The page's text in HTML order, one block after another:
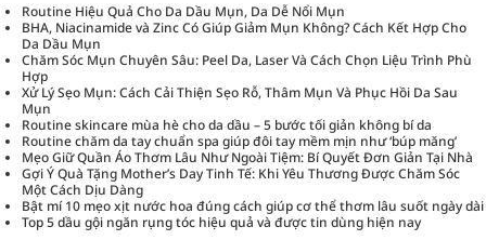
Routine Hiệu Quả Cho Da Dầu Mụn, Da Dễ Nổi Mụn
BHA, Niacinamide và Zinc Có Giúp Giảm Mụn Không? Cách Kết Hợp Cho
Da Dầu Mụn
Chăm Sóc Mụn Chuyên Sâu: Peel Da, Laser Và Cách Chọn Liệu Trình Phù
Hợp
Xử Lý Sẹo Mụn: Cách Cải Thiện Sẹo Rỗ, Thâm Mụn Và Phục Hồi Da Sau
Mụn
Routine skincare mùa hè cho da dầu – 5 bước tối giản không bí da
Routine chăm da tay chuẩn spa giúp đôi tay mềm mịn như ‘búp măng’
Mẹo Giữ Quần Áo Thơm Lâu Như Ngoài Tiệm: Bí Quyết Đơn Giản Tại Nhà
Gợi Ý Quà Tặng Mother’s Day Tinh Tế: Khi Yêu Thương Được Chăm Sóc
Một Cách Dịu Dàng
Bật mí 10 mẹo xịt nước hoa đúng cách giúp cơ thể thơm lâu suốt ngày dài
Top 5 dầu gội ngăn rụng tóc hiệu quả và được tin dùng hiện nay